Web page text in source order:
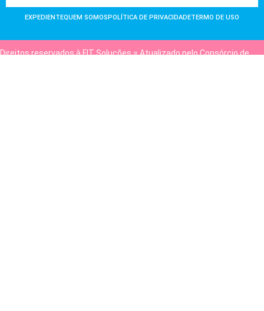
EXPEDIENTEQUEM SOMOS POLÍTICA DE PRIVACIDADETERMO DE USO
Direitos reservados à FIT Soluções = Atualizado pelo Consórcio de